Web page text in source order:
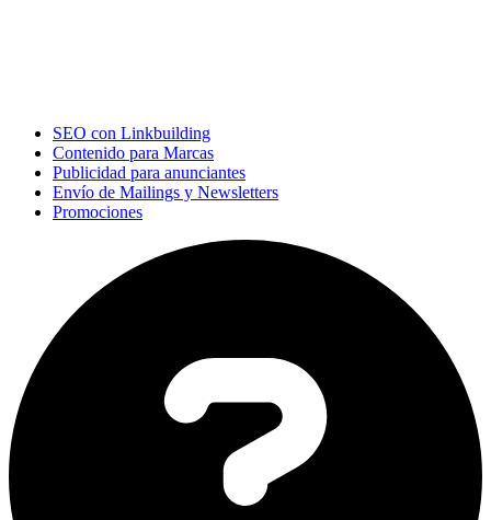
SEO con Linkbuilding
Contenido para Marcas
Publicidad para anunciantes
Envío de Mailings y Newsletters
Promociones